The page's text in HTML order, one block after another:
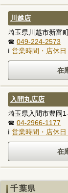
川越店
埼玉県川越市新富
☎ 049-224-2573
ℹ 営業時間・店休
入間丸広店
埼玉県入間市豊岡
☎ 04-2966-1177
ℹ 営業時間・店休
千葉県